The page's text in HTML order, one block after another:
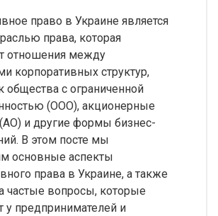
право в Украине является
права, которая
отношения между
корпоративных структур,
общества с ограниченной
(ООО), акционерные
и другие формы бизнес-
В этом посте мы
основные аспекты
права в Украине, а также
частые вопросы, которые
у предпринимателей и